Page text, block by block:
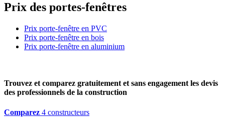
Prix des portes-fenêtres
Prix porte-fenêtre en PVC
Prix porte-fenêtre en bois
Prix porte-fenêtre en aluminium
Trouvez et comparez gratuitement et sans engagement les devis
des professionnels de la construction
Comparez 4 constructeurs